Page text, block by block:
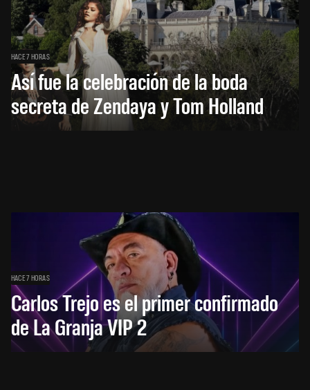
HACE 7 HORAS
Así fue la celebración de la boda
secreta de Zendaya y Tom Holland
HACE 7 HORAS
Carlos Trejo es el primer confirmado
de La Granja VIP 2